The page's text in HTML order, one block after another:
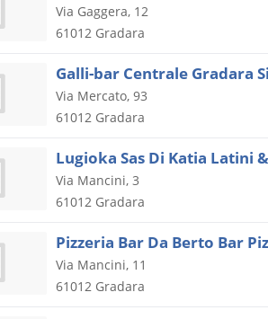
Via Gaggera, 12
61012 Gradara
Galli-bar Centrale Gradara
Via Mercato, 93
61012 Gradara
Lugioka Sas Di Katia Latini
Via Mancini, 3
61012 Gradara
Pizzeria Bar Da Berto Bar
Via Mancini, 11
61012 Gradara